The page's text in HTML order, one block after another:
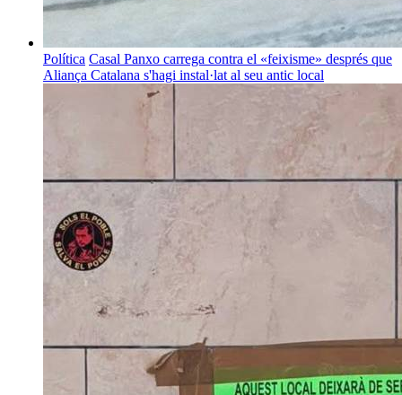
Política Casal Panxo carrega contra el «feixisme» després que
Aliança Catalana s'hagi instal·lat al seu antic local